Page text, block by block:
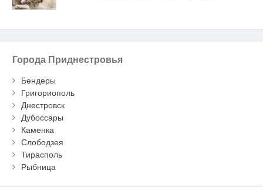
Города Приднестровья
Бендеры
Григориополь
Днестровск
Дубоссары
Каменка
Слободзея
Тирасполь
Рыбница